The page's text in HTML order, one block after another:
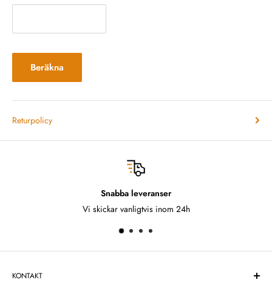
Beräkna
Returpolicy
KONTAKT